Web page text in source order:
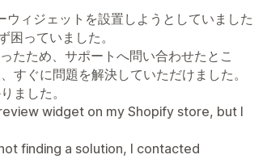
ィジェットを設置しようとしていました
困っていました。
たため、サポートへ問い合わせたとこ
すぐに問題を解決していただけました。
ました。
widget on my Shopify store, but I
finding a solution, I contacted